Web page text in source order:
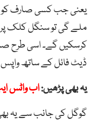
یعنی جب کسی صارف کو
ملے گی تو سنگل کلک
کرسکیں گے۔ اسی طرح
ڈیٹ فائل کے ساتھ
یہ بھی پڑھیں:اب واٹس
گوگل کی جانب سے یہ